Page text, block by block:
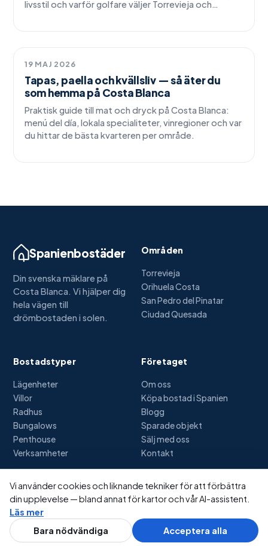
livsstil och varför golfare väljer Torrevieja och
Livsstil
19 MAJ 2026
Tapas, paella och kvällsliv — så äter du
som hemma på Costa Blanca
Praktisk guide till mat och dryck på Costa Blanca:
menú del día, lokala specialiteter, vinregioner och var
du hittar de bästa kvarteren per område.
Spanienbostäder
Din svenska mäklare på
Costa Blanca. Vi hjälper dig
hela vägen till
drömbostaden i solen.
Områden
Torrevieja
Orihuela Costa
San Pedro del Pinatar
Ciudad Quesada
Bostadstyper
Lägenheter
Villor
Radhus
Bungalows
Penthouse
Verksamheter
Företaget
Om oss
Köpa bostad i Spanien
Blogg
Sparade objekt
Sälj med oss
Kontakt
© 2026 Spanienbostäder.se — Alla rättigheter förbehållna
IntegritetspolicyCookiesAnvändarvillkorBildkrediter
0703-62 85 95
Fråga AI
Vi använder cookies och liknande tekniker för att förbättra
din upplevelse — bland annat för kartor och vår AI-assistent.
Läs mer
Bara nödvändiga
Acceptera alla